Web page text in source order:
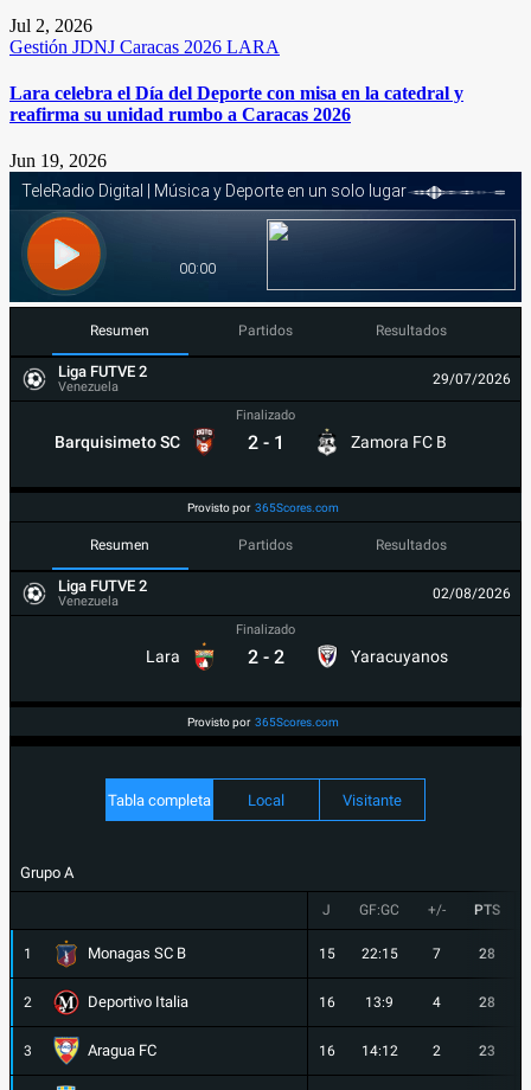
Jul 2, 2026
Gestión JDNJ Caracas 2026 LARA
Lara celebra el Día del Deporte con misa en la catedral y
reafirma su unidad rumbo a Caracas 2026
Jun 19, 2026
Resumen Partidos Resultados
Liga FUTVE 2
Venezuela 29/07/2026
Barquisimeto SC
Finalizado
2 - 1 Zamora FC B
Provisto por 365Scores.com
Resumen Partidos Resultados
Liga FUTVE 2
Venezuela 02/08/2026
Lara
Finalizado
2 - 2 Yaracuyanos
Provisto por 365Scores.com
Tabla completa Local Visitante
Grupo A
J GF:GC +/- PTS
1 Monagas SC B 15 22:15 7 28
2 Deportivo Italia 16 13:9 4 28
3 Aragua FC 16 14:12 2 23